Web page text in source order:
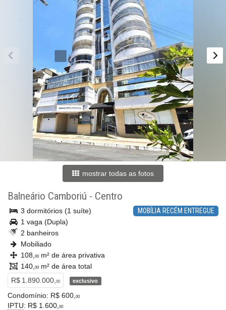
mostrar todas as fotos
Balneário Camboriú - Centro
MOBÍLIA RECÉM ENTREGUE
3 dormitórios (1 suíte)
1 vaga (Dupla)
2 banheiros
Mobiliado
108, 00m² de área privativa
140, 00m² de área total
R$ 1.890.000, 00 exclusivo
Condomínio: R$ 600, 00
IPTU: R$ 1.600, 00